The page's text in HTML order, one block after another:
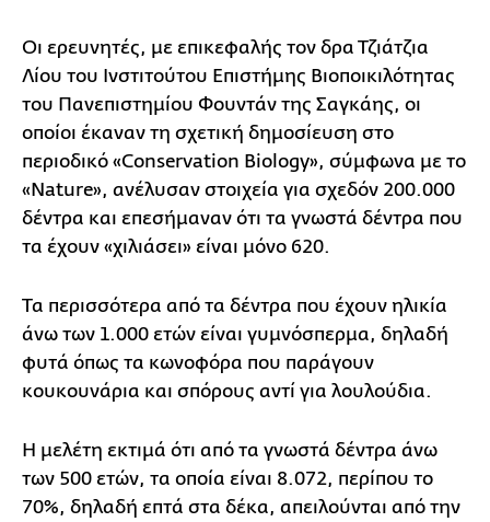
Οι ερευνητές, με επικεφαλής τον δρα Τζιάτζια
Λίου του Ινστιτούτου Επιστήμης Βιοποικιλότητας
του Πανεπιστημίου Φουντάν της Σαγκάης, οι
οποίοι έκαναν τη σχετική δημοσίευση στο
περιοδικό «Conservation Biology», σύμφωνα με το
«Nature», ανέλυσαν στοιχεία για σχεδόν 200.000
δέντρα και επεσήμαναν ότι τα γνωστά δέντρα που
τα έχουν «χιλιάσει» είναι μόνο 620.
Τα περισσότερα από τα δέντρα που έχουν ηλικία
άνω των 1.000 ετών είναι γυμνόσπερμα, δηλαδή
φυτά όπως τα κωνοφόρα που παράγουν
κουκουνάρια και σπόρους αντί για λουλούδια.
Η μελέτη εκτιμά ότι από τα γνωστά δέντρα άνω
των 500 ετών, τα οποία είναι 8.072, περίπου το
70%, δηλαδή επτά στα δέκα, απειλούνται από την